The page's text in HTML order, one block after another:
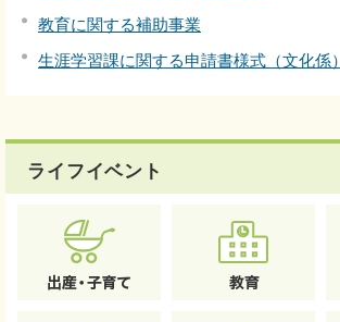
教育に関する補助事業
生涯学習課に関する申請書様式（文化係）
ライフイベント